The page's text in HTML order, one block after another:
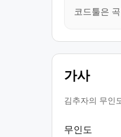
코드툴은
가사
김추자의 무인
무인도